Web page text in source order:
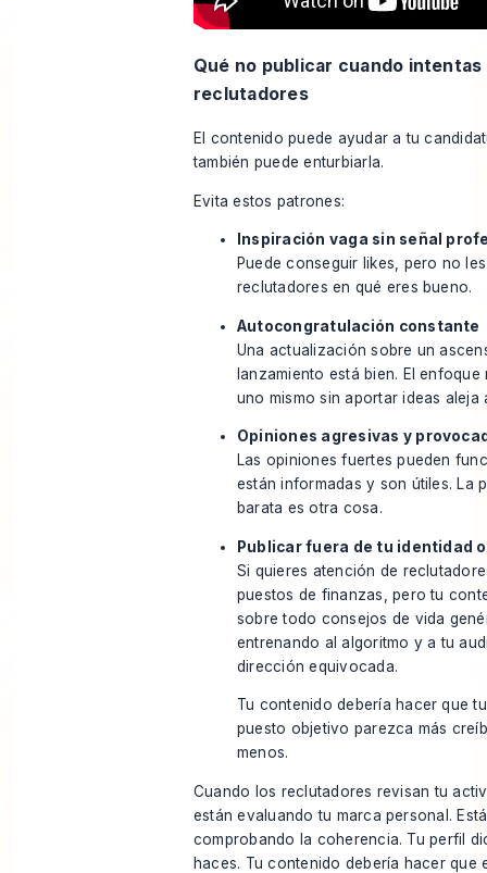
Qué no publicar cuando
reclutadores
El contenido puede ayudar a tu
también puede enturbiarla.
Evita estos patrones:
Inspiración vaga sin señal
Puede conseguir likes, pero no
reclutadores en qué eres bueno.
Autocongratulación constante
Una actualización sobre un
lanzamiento está bien. El enfoque
uno mismo sin aportar ideas aleja
Opiniones agresivas y
Las opiniones fuertes pueden
están informadas y son útiles. La
barata es otra cosa.
Publicar fuera de tu identidad
Si quieres atención de
puestos de finanzas, pero tu
sobre todo consejos de vida
entrenando al algoritmo y a tu
dirección equivocada.
Tu contenido debería hacer que tu
puesto objetivo parezca más
menos.
Cuando los reclutadores revisan tu
están evaluando tu marca personal.
comprobando la coherencia. Tu perfil
haces. Tu contenido debería hacer que